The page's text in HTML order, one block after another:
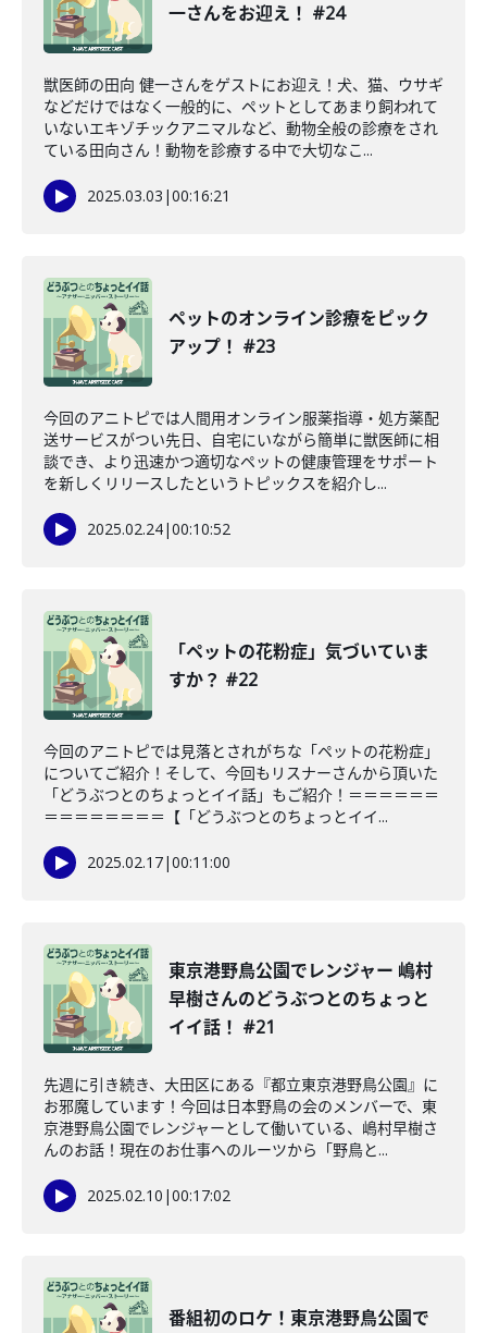
一さんをお迎え！ #24
獣医師の田向 健一さんをゲストにお迎え！犬、猫、ウサギ
などだけではなく一般的に、ペットとしてあまり飼われて
いないエキゾチックアニマルなど、動物全般の診療をされ
ている田向さん！動物を診療する中で大切なこ...
2025.03.03 |00:16:21
ペットのオンライン診療をピック
アップ！ #23
今回のアニトピでは人間用オンライン服薬指導・処方薬配
送サービスがつい先日、自宅にいながら簡単に獣医師に相
談でき、より迅速かつ適切なペットの健康管理をサポート
を新しくリリースしたというトピックスを紹介し...
2025.02.24|00:10:52
「ペットの花粉症」気づいていま
すか？ #22
今回のアニトピでは見落とされがちな「ペットの花粉症」
についてご紹介！そして、今回もリスナーさんから頂いた
「どうぶつとのちょっとイイ話」もご紹介！＝＝＝＝＝＝
＝＝＝＝＝＝＝＝【「どうぶつとのちょっとイイ...
2025.02.17|00:11:00
東京港野鳥公園でレンジャー 嶋村
早樹さんのどうぶつとのちょっと
イイ話！ #21
先週に引き続き、大田区にある『都立東京港野鳥公園』に
お邪魔しています！今回は日本野鳥の会のメンバーで、東
京港野鳥公園でレンジャーとして働いている、嶋村早樹さ
んのお話！現在のお仕事へのルーツから「野鳥と...
2025.02.10 |00:17:02
番組初のロケ！東京港野鳥公園で